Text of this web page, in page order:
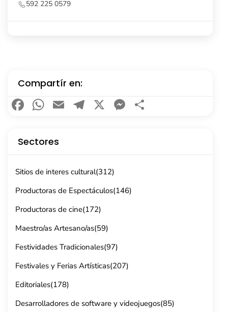
Compartír en:
Facebook
WhatsApp
EmailTelegram
X Messenger
Sectores
Sitios de interes cultural(312)
Productoras de Espectáculos(146)
Productoras de cine(172)
Maestro/as Artesano/as(59)
Festividades Tradicionales(97)
Festivales y Ferias Artísticas(207)
Editoriales(178)
Desarrolladores de software y videojuegos(85)